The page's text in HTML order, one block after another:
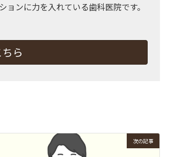
ンに力を入れている歯科医院です。
ら
次の記事